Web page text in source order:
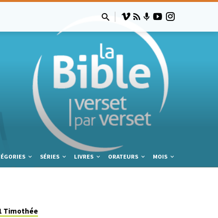
SÉRIES LIVRES ORATEURS MOIS
Timothée